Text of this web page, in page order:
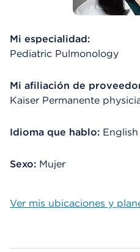
Mi especialidad:
Pediatric Pulmonology
Mi afiliación de
Kaiser Permanente
Idioma que hablo: English
Sexo: Mujer
Ver mis ubicaciones y